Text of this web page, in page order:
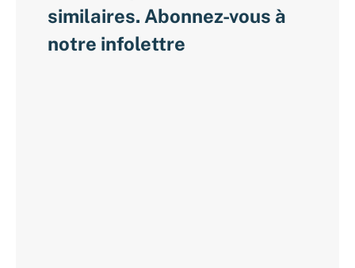
similaires. Abonnez-vous à
notre infolettre